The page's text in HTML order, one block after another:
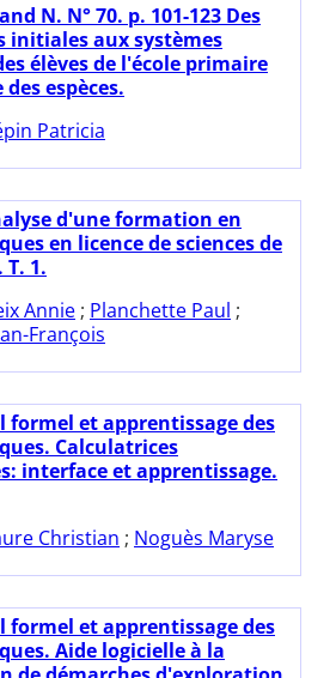
N. N° 70. p. 101-123 Des
initiales aux systèmes
élèves de l'école primaire
espèces.
Patricia
d'une formation en
en licence de sciences de
1.
Annie ; Planchette Paul ;
François
formel et apprentissage des
Calculatrices
interface et apprentissage.
Christian ; Noguès Maryse
formel et apprentissage des
Aide logicielle à la